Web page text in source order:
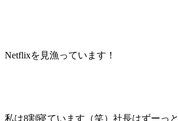
Netflixを見漁っています！
私は8割寝ています（笑）社長はずーっと